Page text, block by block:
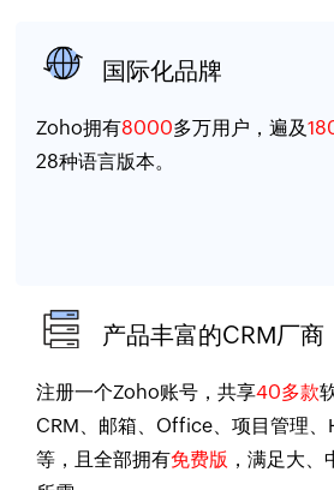
国际化品牌
Zoho拥有8000多万用户，遍及
28种语言版本。
产品丰富的CRM厂商
注册一个Zoho账号，共享40多款
CRM、邮箱、Office、项目管理、
等，且全部拥有免费版 ，满足大